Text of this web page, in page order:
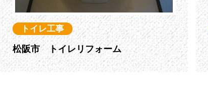
トイレ工事
松阪市 トイレリフォーム